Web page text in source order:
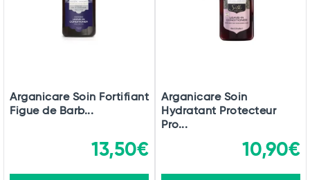
Arganicare Soin Fortifiant
Figue de Barb...
13,50€
Arganicare Soin
Hydratant Protecteur
Pro...
10,90€